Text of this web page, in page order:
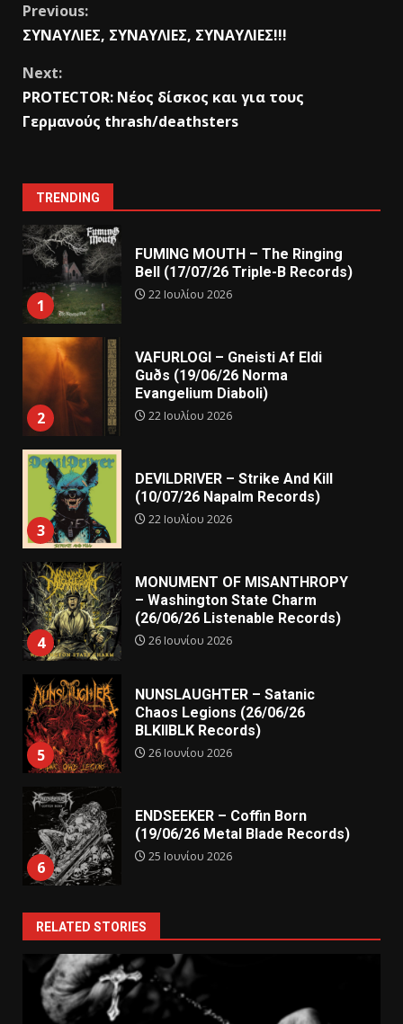
Previous:
ΣΥΝΑΥΛΙΕΣ, ΣΥΝΑΥΛΙΕΣ, ΣΥΝΑΥΛΙΕΣ!!!
Next:
PROTECTOR: Nέος δίσκος και για τους
Γερμανούς thrash/deathsters
TRENDING
1
FUMING MOUTH – The Ringing
Bell (17/07/26 Triple-B Records)
22 Ιουλίου 2026
2
VAFURLOGI – Gneisti Af Eldi
Guðs (19/06/26 Norma
Evangelium Diaboli)
22 Ιουλίου 2026
3
DEVILDRIVER – Strike And Kill
(10/07/26 Napalm Records)
22 Ιουλίου 2026
4
MONUMENT OF MISANTHROPY
– Washington State Charm
(26/06/26 Listenable Records)
26 Ιουνίου 2026
5
NUNSLAUGHTER – Satanic
Chaos Legions (26/06/26
BLKIIBLK Records)
26 Ιουνίου 2026
6
ENDSEEKER – Coffin Born
(19/06/26 Metal Blade Records)
25 Ιουνίου 2026
RELATED STORIES